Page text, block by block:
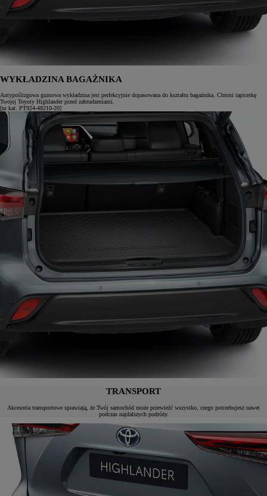
WYKŁADZINA BAGAŻNIKA
Antypoślizgowa gumowa wykładzina jest perfekcyjnie dopasowana do kształtu bagażnika. Chroni tapicerkę
Twojej Toyoty Highlander przed zabrudzeniami.
[nr kat. PT924-48210-20]
TRANSPORT
Akcesoria transportowe sprawiają, że Twój samochód może przewieźć wszystko, czego potrzebujesz nawet
podczas najdalszych podróży.